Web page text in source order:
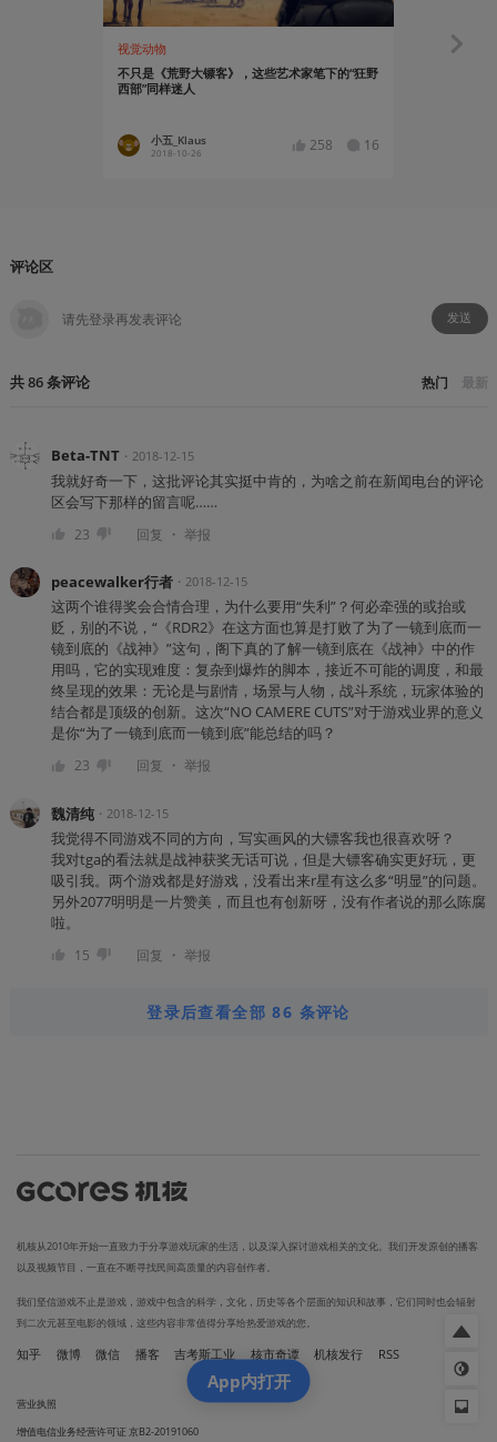
视觉动物
不只是《荒野大镖客》，这些艺术家笔下的“狂野
西部”同样迷人
小五_Klaus
2018-10-26 258 16
评论区
发送
共86条评论 热门 最新
Beta-TNT・ 2018-12-15
我就好奇一下，这批评论其实挺中肯的，为啥之前在新闻电台的评论
区会写下那样的留言呢……
23 回复 ・ 举报
peacewalker行者・ 2018-12-15
这两个谁得奖会合情合理，为什么要用“失利”？何必牵强的或抬或
贬，别的不说，“《RDR2》在这方面也算是打败了为了一镜到底而一
镜到底的《战神》”这句，阁下真的了解一镜到底在《战神》中的作
用吗，它的实现难度：复杂到爆炸的脚本，接近不可能的调度，和最
终呈现的效果：无论是与剧情，场景与人物，战斗系统，玩家体验的
结合都是顶级的创新。这次“NO CAMERE CUTS”对于游戏业界的意义
是你“为了一镜到底而一镜到底”能总结的吗？
23 回复 ・ 举报
魏清纯・ 2018-12-15
我觉得不同游戏不同的方向，写实画风的大镖客我也很喜欢呀？
我对tga的看法就是战神获奖无话可说，但是大镖客确实更好玩，更
吸引我。两个游戏都是好游戏，没看出来r星有这么多“明显”的问题。
另外2077明明是一片赞美，而且也有创新呀，没有作者说的那么陈腐
啦。
15 回复 ・ 举报
登录后查看全部 86 条评论
机核从2010年开始一直致力于分享游戏玩家的生活，以及深入探讨游戏相关的文化。我们开发原创的播客
以及视频节目，一直在不断寻找民间高质量的内容创作者。
我们坚信游戏不止是游戏，游戏中包含的科学，文化，历史等各个层面的知识和故事，它们同时也会辐射
到二次元甚至电影的领域，这些内容非常值得分享给热爱游戏的您。
知乎 微博 微信 播客 吉考斯工业 核市奇谭 机核发行 RSS
营业执照
增值电信业务经营许可证 京B2-20191060
App内打开